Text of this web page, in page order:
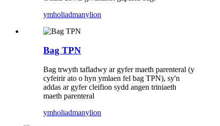
ymholiadmanylion
Bag TPN
Bag trwyth tafladwy ar gyfer maeth parenteral (y
cyfeirir ato o hyn ymlaen fel bag TPN), sy'n
addas ar gyfer cleifion sydd angen triniaeth
maeth parenteral
ymholiadmanylion